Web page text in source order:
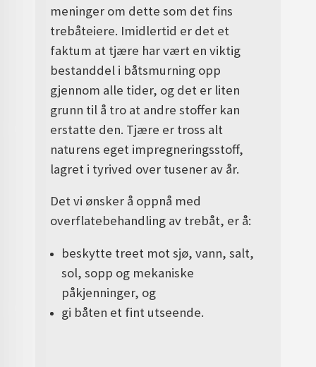
meninger om dette som det fins
trebåteiere. Imidlertid er det et
faktum at tjære har vært en viktig
bestanddel i båtsmurning opp
gjennom alle tider, og det er liten
grunn til å tro at andre stoffer kan
erstatte den. Tjære er tross alt
naturens eget impregneringsstoff,
lagret i tyrived over tusener av år.
Det vi ønsker å oppnå med
overflatebehandling av trebåt, er å:
beskytte treet mot sjø, vann, salt,
sol, sopp og mekaniske
påkjenninger, og
gi båten et fint utseende.